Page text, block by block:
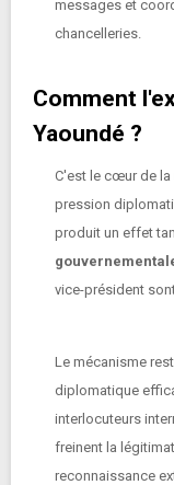
messages et
chancelleries.
Comment
Yaoundé ?
C'est le cœur de la
pression
produit un effet
vice-président
Le mécanisme
diplomatique
interlocuteurs
freinent la
reconnaissance